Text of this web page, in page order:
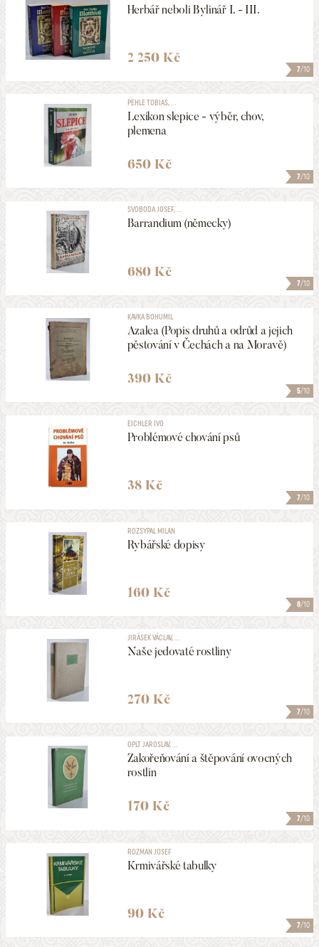
NALEZENO 1176POLOŽEK
7/10
Herbář neboli Bylinář I. - III.
2 250 Kč
7/10
PEHLE TOBIAS, ...
Lexikon slepice - výběr, chov,
plemena
650 Kč
7/10
SVOBODA JOSEF, ...
Barrandium (německy)
680 Kč
5/10
KAVKA BOHUMIL
Azalea (Popis druhů a odrůd a jejich
pěstování v Čechách a na Moravě)
390 Kč
7/10
EICHLER IVO
Problémové chování psů
38 Kč
8/10
ROZSYPAL MILAN
Rybářské dopisy
160 Kč
7/10
JIRÁSEK VÁCLAV, ...
Naše jedovaté rostliny
270 Kč
7/10
OPLT JAROSLAV, ...
Zakořeňování a štěpování ovocných
rostlin
170 Kč
7/10
ROZMAN JOSEF
Krmivářské tabulky
90 Kč